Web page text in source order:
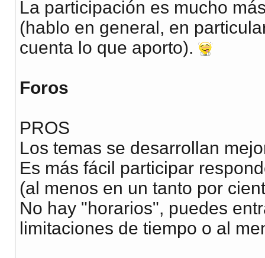
La participación es mucho
(hablo en general, en
cuenta lo que aporto).
Foros
PROS
Los temas se desarrollan
Es más fácil participar
(al menos en un tanto por
No hay "horarios", puedes
limitaciones de tiempo o al